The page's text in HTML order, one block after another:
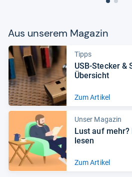
Aus unse­rem Maga­zin
Tipps
USB-​Ste­cker &
Über­sicht
Zum Artikel
Unser Magazin
Lust auf
le­sen
Zum Artikel